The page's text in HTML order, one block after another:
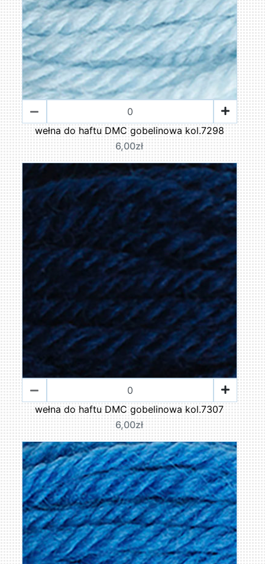
wełna do haftu DMC gobelinowa kol.7298
6,00zł
wełna do haftu DMC gobelinowa kol.7307
6,00zł